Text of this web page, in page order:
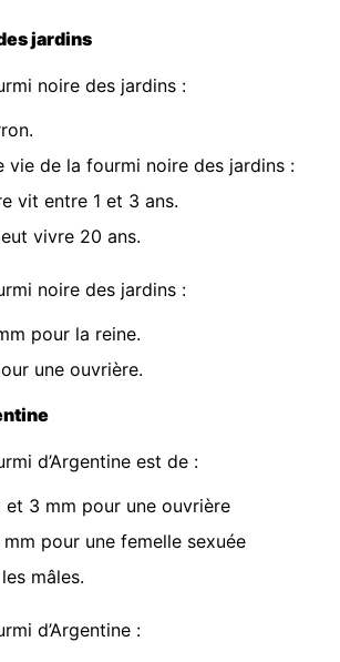
jardins
noire des jardins :
vie de la fourmi noire des jardins :
vit entre 1 et 3 ans.
vivre 20 ans.
noire des jardins :
pour la reine.
une ouvrière.
d’Argentine est de :
et 3 mm pour une ouvrière
pour une femelle sexuée
mâles.
d’Argentine :